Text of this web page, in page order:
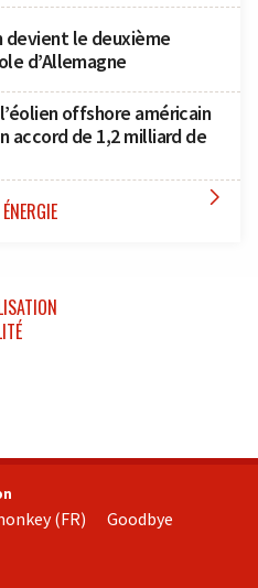
devient le deuxième
d’Allemagne
offshore américain
accord de 1,2 milliard de

(FR) Goodbye